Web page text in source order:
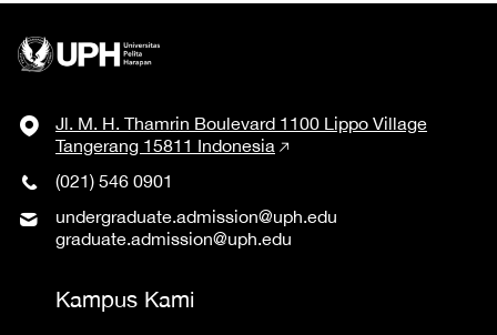
Jl. M. H. Thamrin Boulevard 1100 Lippo Village
Tangerang 15811 Indonesia
(021) 546 0901
undergraduate.admission@uph.edu
graduate.admission@uph.edu
Kampus Kami